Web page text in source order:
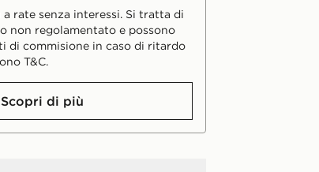
rate senza interessi. Si tratta di
non regolamentato e possono
di commisione in caso di ritardo
T&C.
Scopri di più